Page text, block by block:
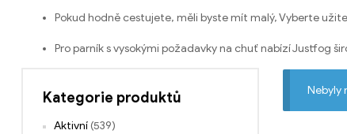
Pokud hodně cestujete, měli byste mít malý, Vyberte
Pro parník s vysokými požadavky na chuť nabízí Justfog
Nebyly
Kategorie produktů
Aktivní (539)